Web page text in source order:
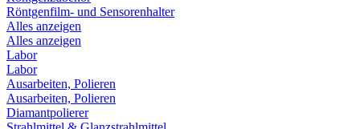
Röntgenfilm- und Sensorenhalter
Alles anzeigen
Alles anzeigen
Labor
Labor
Ausarbeiten, Polieren
Ausarbeiten, Polieren
Diamantpolierer